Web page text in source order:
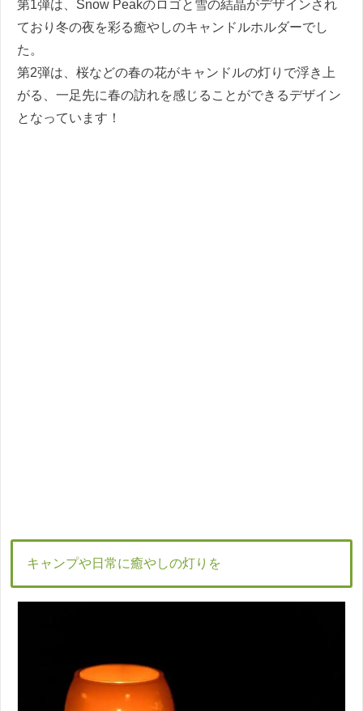
第1弾は、Snow Peakのロゴと雪の結晶がデザインされ
ており冬の夜を彩る癒やしのキャンドルホルダーでし
た。
第2弾は、桜などの春の花がキャンドルの灯りで浮き上
がる、一足先に春の訪れを感じることができるデザイン
となっています！
キャンプや日常に癒やしの灯りを